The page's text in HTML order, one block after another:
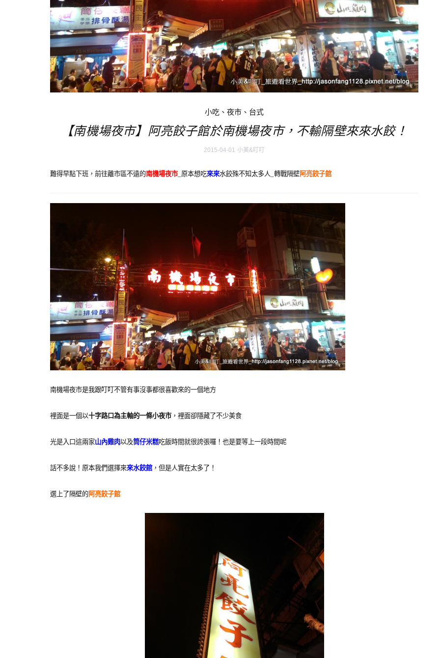
小吃、夜市、台式
【南機場夜市】阿亮餃子館於南機場夜市，不輸隔壁來來水餃！
2015-04-01 小美&叮叮
難得早點下班，前往離市區不遠的南機場夜市_原本想吃來來水餃殊不知太多人_轉戰隔壁阿亮餃子館
南機場夜市是我跟叮叮不管有事沒事都很喜歡來的一個地方
裡面是一個以十字路口為主軸的一條小夜市，裡面卻隱藏了不少美食
光是入口這兩家山內雞肉以及筒仔米糕吃飯時間就很誇張囉！也是要等上一段時間呢
話不多說！原本我們選擇來來水餃館 ，但是人實在太多了！
選上了隔壁的阿亮餃子館